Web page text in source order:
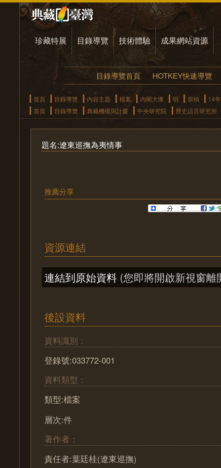
珍藏特展 目錄導覽 技術體驗 成果網站資源
目錄導覽首頁 HOTKEY快速導覽
首頁 目錄導覽 內容主題 檔案 內閣大庫 明 崇禎
14年
首頁
目錄導覽 典藏機構與計畫 中央研究院 歷史語言研究所
題名:遼東巡撫為夷情事
推薦分享
資源連結
連結到原始資料 (您即將開啟新視窗離
後設資料
資料識別：
登錄號:033772-001
資料類型：
類型:檔案
層次:件
著作者：
責任者:葉廷桂(遼東巡撫)